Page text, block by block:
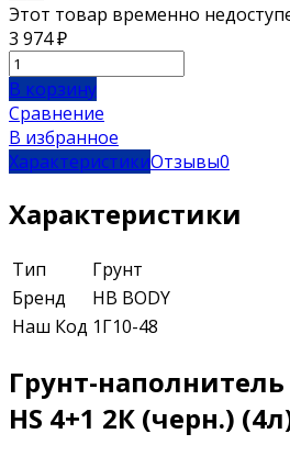
Этот товар временно
3 974₽
В корзину
Сравнение
В избранное
ХарактеристикиОтзывы0
Характеристики
Тип
Грунт
Бренд
HB BODY
Наш Код 1Г10-48
Грунт-наполнитель
HS 4+1 2К (черн.)